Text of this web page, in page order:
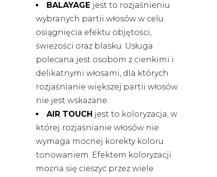
BALAYAGE jest to rozjaśnieniu
wybranych partii włosów w celu
osiągnięcia efektu objętości,
świeżości oraz blasku. Usługa
polecana jest osobom z cienkimi i
delikatnymi włosami, dla których
rozjaśnianie większej partii włosów
nie jest wskazane.
AIR TOUCH jest to koloryzacja, w
której rozjaśnianie włosów nie
wymaga mocnej korekty koloru
tonowaniem. Efektem koloryzacji
można się cieszyć przez wiele